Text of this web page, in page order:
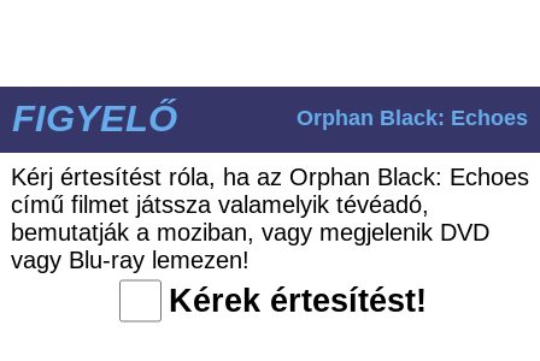
FIGYELŐ Orphan Black: Echoes
Kérj értesítést róla, ha az Orphan Black: Echoes
című filmet játssza valamelyik tévéadó,
bemutatják a moziban, vagy megjelenik DVD
vagy Blu-ray lemezen!
Kérek értesítést!